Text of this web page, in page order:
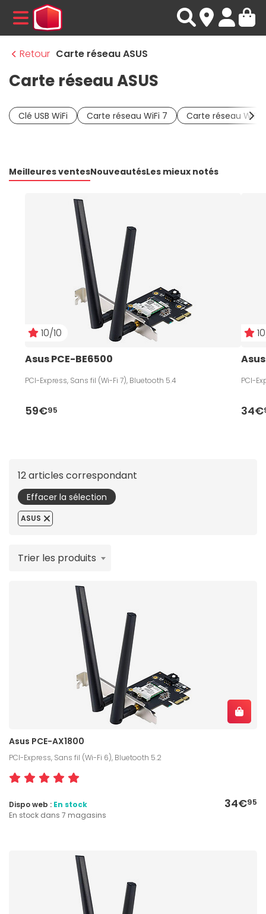
MENU
Retour Carte réseau ASUS
Carte réseau ASUS
Clé USB WiFi Carte réseau WiFi 7 Carte réseau WiFi
Meilleures ventesNouveautésLes mieux notés
10/10
Asus PCE-BE6500
PCI-Express, Sans fil (Wi-Fi 7), Bluetooth 5.4
59€95
PCI-
34€
12 articles correspondant
Effacer la sélection
ASUS
Trier les produits
Asus PCE-AX1800
PCI-Express, Sans fil (Wi-Fi 6), Bluetooth 5.2
34€95
Dispo web : En stock
En stock dans 7 magasins